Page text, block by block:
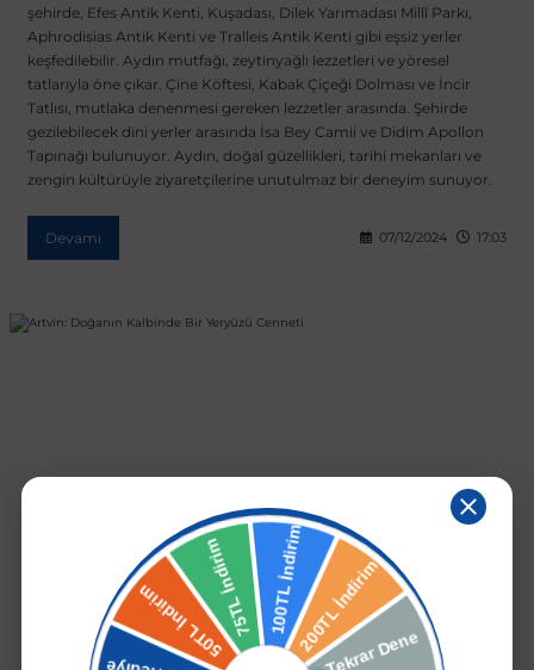
şehirde, Efes Antik Kenti, Kuşadası, Dilek Yarımadası Millî Parkı,
Aphrodisias Antik Kenti ve Tralleis Antik Kenti gibi eşsiz yerler
keşfedilebilir. Aydın mutfağı, zeytinyağlı lezzetleri ve yöresel
tatlarıyla öne çıkar. Çine Köftesi, Kabak Çiçeği Dolması ve İncir
Tatlısı, mutlaka denenmesi gereken lezzetler arasında. Şehirde
gezilebilecek dini yerler arasında İsa Bey Camii ve Didim Apollon
Tapınağı bulunuyor. Aydın, doğal güzellikleri, tarihi mekanları ve
zengin kültürüyle ziyaretçilerine unutulmaz bir deneyim sunuyor.
Devamı 07/12/2024 17:03